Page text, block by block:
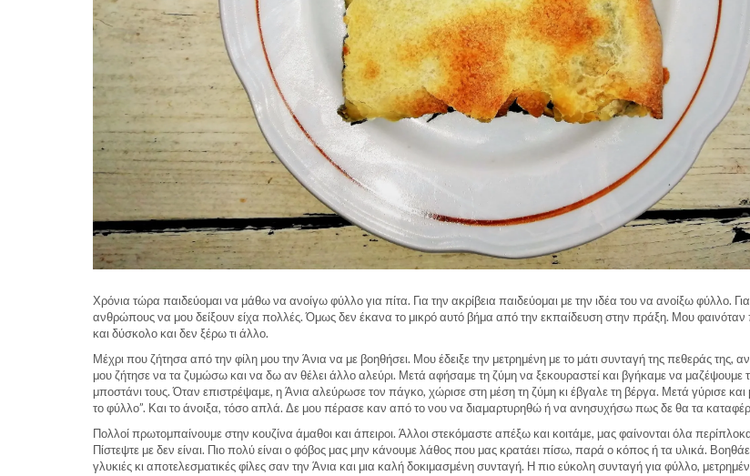
Χρόνια τώρα παιδεύομαι να μάθω να ανοίγω φύλλο για πίτα. Για την ακρίβεια παιδεύομαι με την ιδέα του να ανοίξω φύλλο.
ανθρώπους να μου δείξουν είχα πολλές. Όμως δεν έκανα το μικρό αυτό βήμα από την εκπαίδευση στην πράξη. Μου
και δύσκολο και δεν ξέρω τι άλλο.
Μέχρι που ζήτησα από την φίλη μου την Άνια να με βοηθήσει. Μου έδειξε την μετρημένη με το μάτι συνταγή της πεθεράς της,
μου ζήτησε να τα ζυμώσω και να δω αν θέλει άλλο αλεύρι. Μετά αφήσαμε τη ζύμη να ξεκουραστεί και βγήκαμε να μαζέψουμε
μποστάνι τους. Όταν επιστρέψαμε, η Άνια αλεύρωσε τον πάγκο, χώρισε στη μέση τη ζύμη κι έβγαλε τη βέργα. Μετά γύρισε και
το φύλλο”. Και το άνοιξα, τόσο απλά. Δε μου πέρασε καν από το νου να διαμαρτυρηθώ ή να ανησυχήσω πως δε θα τα
Πολλοί πρωτομπαίνουμε στην κουζίνα άμαθοι και άπειροι. Άλλοι στεκόμαστε απέξω και κοιτάμε, μας φαίνονται όλα
Πίστεψτε με δεν είναι. Πιο πολύ είναι ο φόβος μας μην κάνουμε λάθος που μας κρατάει πίσω, παρά ο κόπος ή τα υλικά.
γλυκιές κι αποτελεσματικές φίλες σαν την Άνια και μια καλή δοκιμασμένη συνταγή. Η πιο εύκολη συνταγή για φύλλο,